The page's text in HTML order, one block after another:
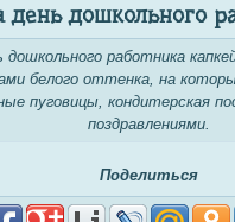
день дошкольного
дошкольного работника
белого оттенка, на
пуговицы, кондитерская
поздравлениями.
Поделиться